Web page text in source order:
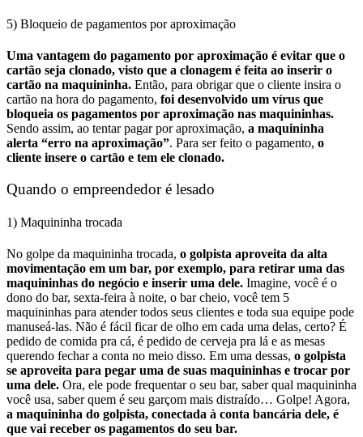
5) Bloqueio de pagamentos por aproximação
Uma vantagem do pagamento por aproximação é evitar que o
cartão seja clonado, visto que a clonagem é feita ao inserir o
cartão na maquininha. Então, para obrigar que o cliente insira o
cartão na hora do pagamento, foi desenvolvido um vírus que
bloqueia os pagamentos por aproximação nas maquininhas.
Sendo assim, ao tentar pagar por aproximação, a maquininha
alerta “erro na aproximação”. Para ser feito o pagamento, o
cliente insere o cartão e tem ele clonado.
Quando o empreendedor é lesado
1) Maquininha trocada
No golpe da maquininha trocada, o golpista aproveita da alta
movimentação em um bar, por exemplo, para retirar uma das
maquininhas do negócio e inserir uma dele. Imagine, você é o
dono do bar, sexta-feira à noite, o bar cheio, você tem 5
maquininhas para atender todos seus clientes e toda sua equipe pode
manuseá-las. Não é fácil ficar de olho em cada uma delas, certo? É
pedido de comida pra cá, é pedido de cerveja pra lá e as mesas
querendo fechar a conta no meio disso. Em uma dessas, o golpista
se aproveita para pegar uma de suas maquininhas e trocar por
uma dele. Ora, ele pode frequentar o seu bar, saber qual maquininha
você usa, saber quem é seu garçom mais distraído… Golpe! Agora,
a maquininha do golpista, conectada à conta bancária dele, é
que vai receber os pagamentos do seu bar.